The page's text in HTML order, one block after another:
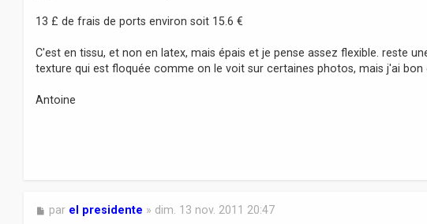
s
s
g
e
13 £ de frais de ports environ soit 15.6 €
C'est en tissu, et non en latex, mais épais et je pense assez flexible. reste
texture qui est floquée comme on le voit sur certaines photos, mais j'ai bon
Antoine
M
par el presidente » dim. 13 nov. 2011 20:47